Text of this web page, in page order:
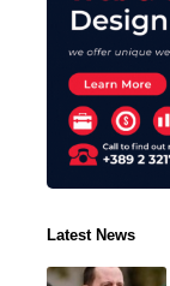
Latest News